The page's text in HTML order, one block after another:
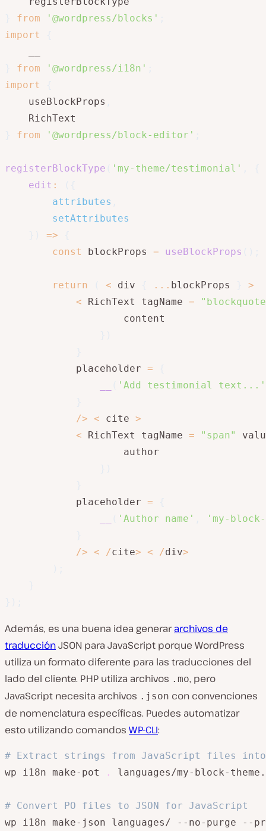
from '@wordpress/blocks'
import
from '@wordpress/i18n'
import
	useBlockProps
from '@wordpress/block-editor'
registerBlockType 'my-theme/testimonial'
edit :
		attributes
=>
const
blockProps = useBlockProps
return < div ... blockProps
>
< RichText tagName =
			placeholder
=
'Add testimonial text...'
/> < cite >
< RichText tagName = "span"
			placeholder
=
'Author name'
'my-
/> < /cite> < /div>
Además, es una buena idea generararchivos de
traducciónJSON para JavaScript porque WordPress
utiliza un formato diferente para las traducciones del
lado del cliente. PHP utiliza archivos .mo, pero
JavaScript necesita archivos .json con convenciones
de nomenclatura específicas. Puedes automatizar
esto utilizando comandos WP-CLI:
# Extract strings from JavaScript files into
wp i18n make-pot
. languages/my-block-
# Convert PO files to JSON for JavaScript